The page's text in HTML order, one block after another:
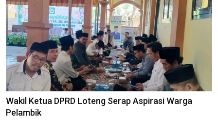
Wakil Ketua DPRD Loteng Serap Aspirasi Warga
Pelambik